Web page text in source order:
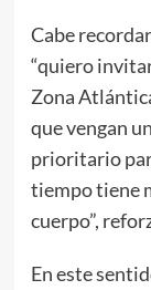
Cabe
“quiero
Zona
que vengan
prioritario
tiempo tiene
cuerpo”,
En este